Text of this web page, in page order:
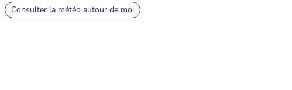
Consulter la météo autour de moi